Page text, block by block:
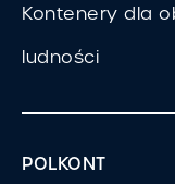
Kontenery dla
ludności
POLKONT